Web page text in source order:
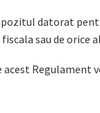
datorat
sau de
Regulament